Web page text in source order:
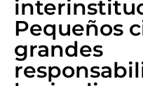
Pequeños
grandes